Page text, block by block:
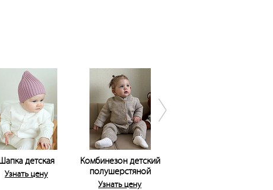
детская
Узнать цену
Комбинезон детский
полушерстяной
Узнать цену